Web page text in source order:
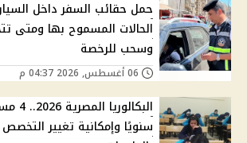
حمل حقائب السفر داخل
الحالات المسموح بها ومتى
وسحب للرخصة
سنويًا وإمكانية تغيير التخصص